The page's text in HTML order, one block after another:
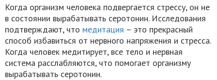
Когда организм человека подвергается стрессу, он не
в состоянии вырабатывать серотонин. Исследования
подтверждают, что медитация – это прекрасный
способ избавиться от нервного напряжения и стресса.
Когда человек медитирует, все тело и нервная
система расслабляются, что помогает организму
вырабатывать серотонин.